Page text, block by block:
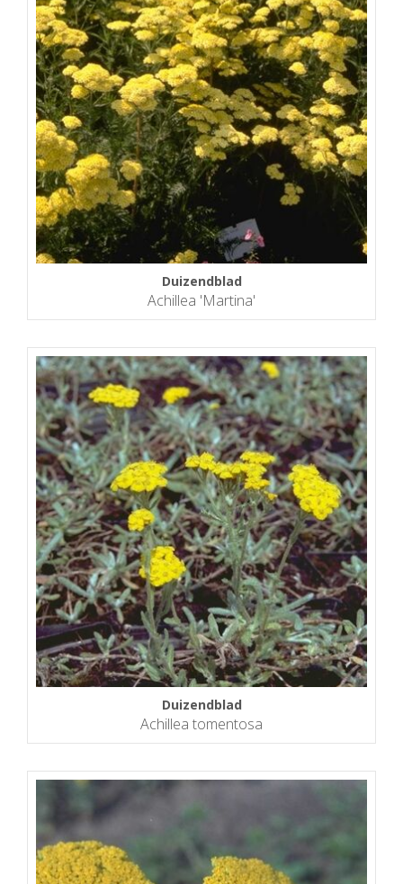
Duizendblad
Achillea 'Martina'
Duizendblad
Achillea tomentosa